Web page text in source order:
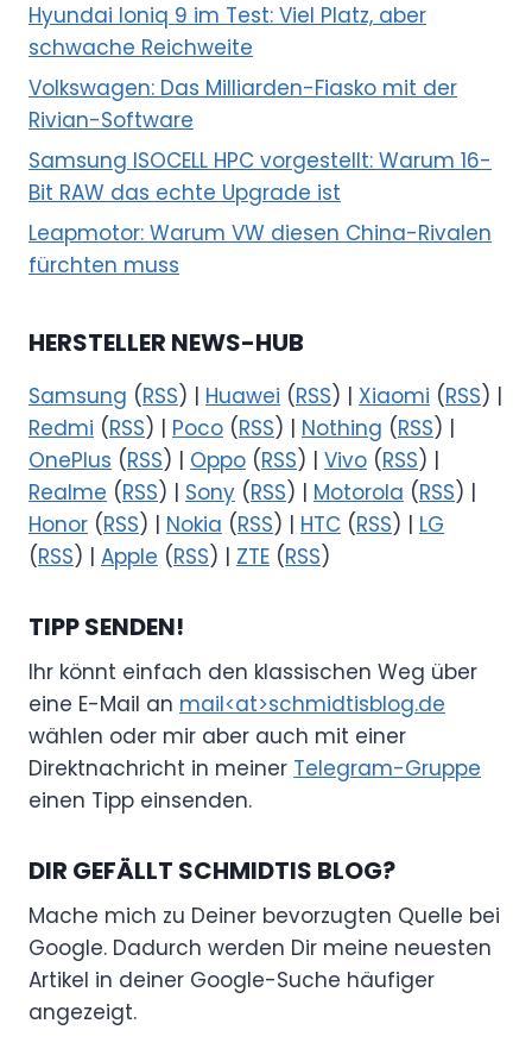
Hyundai Ioniq 9 im Test: Viel Platz, aber
schwache Reichweite
Volkswagen: Das Milliarden-Fiasko mit der
Rivian-Software
Samsung ISOCELL HPC vorgestellt: Warum 16-
Bit RAW das echte Upgrade ist
Leapmotor: Warum VW diesen China-Rivalen
fürchten muss
HERSTELLER NEWS-HUB
Samsung (RSS) | Huawei (RSS) | Xiaomi (RSS) |
Redmi (RSS) | Poco (RSS) | Nothing (RSS) |
OnePlus (RSS) | Oppo (RSS) | Vivo (RSS) |
Realme (RSS) | Sony (RSS) | Motorola (RSS) |
Honor (RSS) | Nokia (RSS) | HTC (RSS) | LG
(RSS) | Apple (RSS) | ZTE (RSS)
TIPP SENDEN!
Ihr könnt einfach den klassischen Weg über
eine E-Mail an mail<at>schmidtisblog.de
wählen oder mir aber auch mit einer
Direktnachricht in meiner Telegram-Gruppe
einen Tipp einsenden.
DIR GEFÄLLT SCHMIDTIS BLOG?
Mache mich zu Deiner bevorzugten Quelle bei
Google. Dadurch werden Dir meine neuesten
Artikel in deiner Google-Suche häufiger
angezeigt.